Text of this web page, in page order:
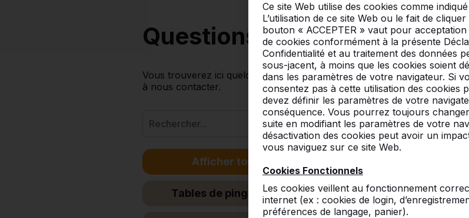
Ce site Web utilise des cookies comme
L’utilisation de ce site Web ou le fait de
bouton « ACCEPTER » vaut pour acceptation
de cookies conformément à la présente
Confidentialité et au traitement des données
sous-jacent, à moins que les cookies soient
dans les paramètres de votre navigateur. Si
consentez pas à cette utilisation des cookies
devez définir les paramètres de votre
conséquence. Vous pourrez toujours changer
suite en modifiant les paramètres de votre
désactivation des cookies peut avoir un
vous naviguez sur ce site Web.
Cookies Fonctionnels
Les cookies veillent au fonctionnement
internet (ex : cookies de login,
préférences de langage, panier).
Questions fréquentes
Vous trouverez ici quelques questions fréquemment posées (FAQ). Si
à nous contacter.
Afficher tout
Tables de ping-pong Tables de jeu